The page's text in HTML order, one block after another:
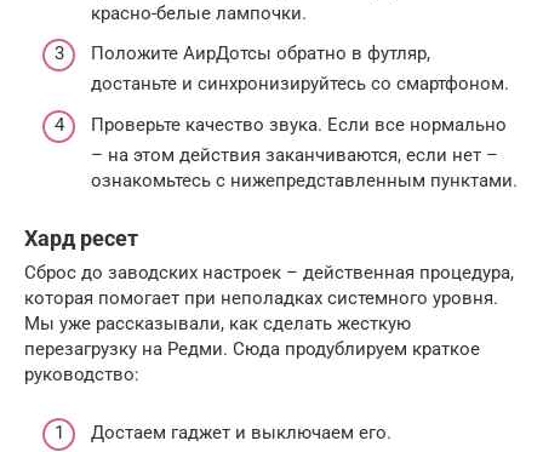
красно-белые лампочки.
Положите АирДотсы обратно в футляр,
достаньте и синхронизируйтесь со смартфоном.
Проверьте качество звука. Если все нормально
– на этом действия заканчиваются, если нет –
ознакомьтесь с нижепредставленным пунктами.
Хард ресет
Сброс до заводских настроек – действенная процедура,
которая помогает при неполадках системного уровня.
Мы уже рассказывали, как сделать жесткую
перезагрузку на Редми. Сюда продублируем краткое
руководство:
Достаем гаджет и выключаем его.